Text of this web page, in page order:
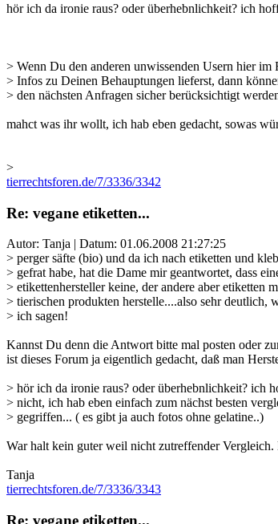
hör ich da ironie raus? oder überhebnlichkeit? ich
> Wenn Du den anderen unwissenden Usern hier im
> Infos zu Deinen Behauptungen lieferst, dann
> den nächsten Anfragen sicher berücksichtigt
mahct was ihr wollt, ich hab eben gedacht, sowas
>
tierrechtsforen.de/7/3336/3342
Re: vegane etiketten...
Autor: Tanja | Datum: 01.06.2008 21:27:25
> perger säfte (bio) und da ich nach etiketten und
> gefrat habe, hat die Dame mir geantwortet, dass
> etikettenhersteller keine, der andere aber etiketten
> tierischen produkten herstelle....also sehr deutlich,
> ich sagen!
Kannst Du denn die Antwort bitte mal posten oder
ist dieses Forum ja eigentlich gedacht, daß man
> hör ich da ironie raus? oder überhebnlichkeit? ich
> nicht, ich hab eben einfach zum nächst besten
> gegriffen... ( es gibt ja auch fotos ohne gelatine..)
War halt kein guter weil nicht zutreffender
Tanja
tierrechtsforen.de/7/3336/3343
Re: vegane etiketten...